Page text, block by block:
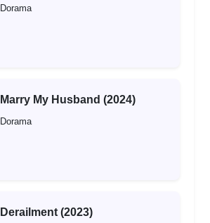
Dorama
Marry My Husband (2024)
Dorama
Derailment (2023)